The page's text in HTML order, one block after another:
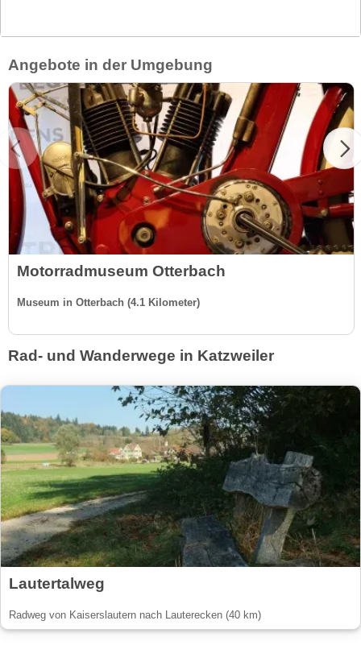
Angebote in der Umgebung
Motorradmuseum Otterbach
Museum in Otterbach (4.1 Kilometer)
Rad- und Wanderwege in Katzweiler
Lautertalweg
Radweg von Kaiserslautern nach Lauterecken (40 km)